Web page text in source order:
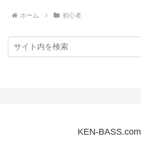
ホーム 初心者
KEN-BASS.com